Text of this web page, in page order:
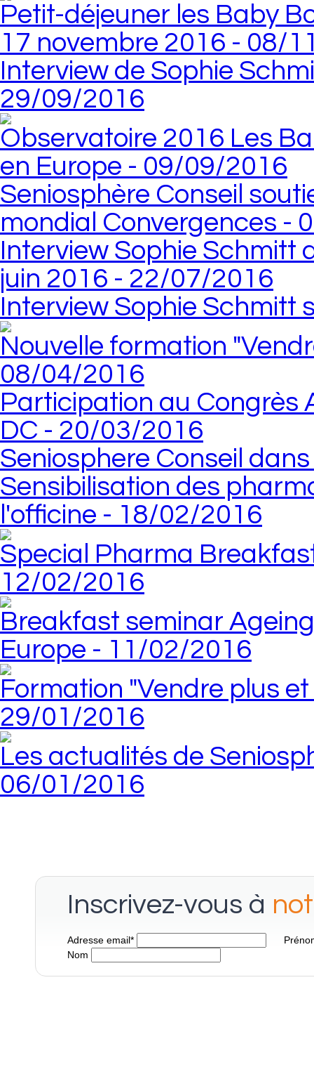
Petit-déjeuner les Baby
17 novembre 2016 - 08/
Interview de Sophie
29/09/2016
Observatoire 2016 Les
en Europe - 09/09/2016
Seniosphère Conseil
mondial Convergences -
Interview Sophie Schmitt
juin 2016 - 22/07/2016
Interview Sophie
Nouvelle formation
08/04/2016
Participation au Congrès
DC - 20/03/2016
Seniosphere Conseil
Sensibilisation des
l'officine - 18/02/2016
Special Pharma
12/02/2016
Breakfast seminar
Europe - 11/02/2016
Formation "Vendre plus
29/01/2016
Les actualités de
06/01/2016
Inscrivez-vous à
Adresse email*
Nom